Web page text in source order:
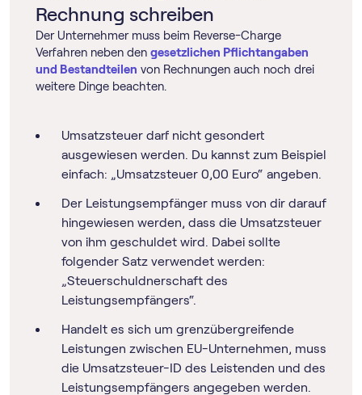
Rechnung schreiben
Der Unternehmer muss beim Reverse-Charge
Verfahren neben den gesetzlichen Pflichtangaben
und Bestandteilen von Rechnungen auch noch drei
weitere Dinge beachten.
Umsatzsteuer darf nicht gesondert
ausgewiesen werden. Du kannst zum Beispiel
einfach: „Umsatzsteuer 0,00 Euro“ angeben.
Der Leistungsempfänger muss von dir darauf
hingewiesen werden, dass die Umsatzsteuer
von ihm geschuldet wird. Dabei sollte
folgender Satz verwendet werden:
„Steuerschuldnerschaft des
Leistungsempfängers“.
Handelt es sich um grenzübergreifende
Leistungen zwischen EU-Unternehmen, muss
die Umsatzsteuer-ID des Leistenden und des
Leistungsempfängers angegeben werden.